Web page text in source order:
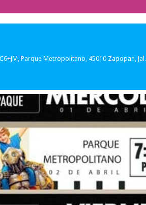
Parque Metropolitano, 45010 Zapopan, Jal.